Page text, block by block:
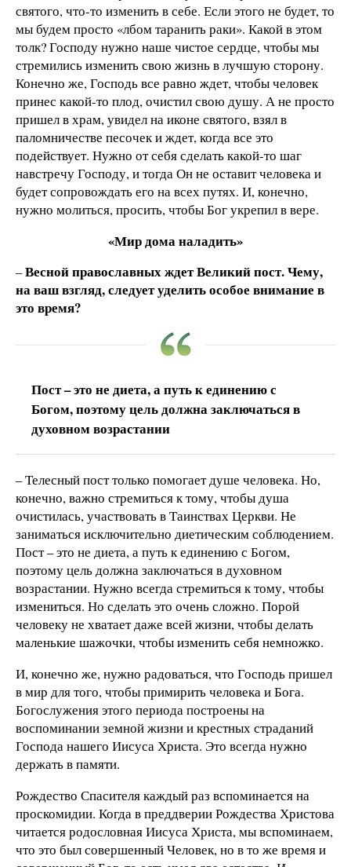
святого, что-то изменить в себе. Если этого не будет, то
мы будем просто «лбом таранить раки». Какой в этом
толк? Господу нужно наше чистое сердце, чтобы мы
стремились изменить свою жизнь в лучшую сторону.
Конечно же, Господь все равно ждет, чтобы человек
принес какой-то плод, очистил свою душу. А не просто
пришел в храм, увидел на иконе святого, взял в
паломничестве песочек и ждет, когда все это
подействует. Нужно от себя сделать какой-то шаг
навстречу Господу, и тогда Он не оставит человека и
будет сопровождать его на всех путях. И, конечно,
нужно молиться, просить, чтобы Бог укрепил в вере.
«Мир дома наладить»
–Весной православных ждет Великий пост. Чему,
на ваш взгляд, следует уделить особое внимание в
это время?
Пост – это не диета, а путь к единению с
Богом, поэтому цель должна заключаться в
духовном возрастании
– Телесный пост только помогает душе человека. Но,
конечно, важно стремиться к тому, чтобы душа
очистилась, участвовать в Таинствах Церкви. Не
заниматься исключительно диетическим соблюдением.
Пост – это не диета, а путь к единению с Богом,
поэтому цель должна заключаться в духовном
возрастании. Нужно всегда стремиться к тому, чтобы
измениться. Но сделать это очень сложно. Порой
человеку не хватает даже всей жизни, чтобы делать
маленькие шажочки, чтобы изменить себя немножко.
И, конечно же, нужно радоваться, что Господь пришел
в мир для того, чтобы примирить человека и Бога.
Богослужения этого периода построены на
воспоминании земной жизни и крестных страданий
Господа нашего Иисуса Христа. Это всегда нужно
держать в памяти.
Рождество Спасителя каждый раз вспоминается на
проскомидии. Когда в преддверии Рождества Христова
читается родословная Иисуса Христа, мы вспоминаем,
что это был совершенный Человек, но в то же время и